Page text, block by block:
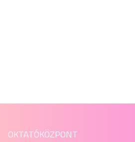
OKTATÓKÖZPONT